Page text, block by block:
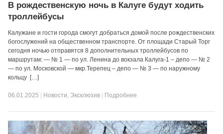
В рождественскую ночь в Калуге будут ходить
троллейбусы
Калужане и гости города смогут добраться домой после рождественских
богослужений на общественном транспорте. От площади Старый Торг
сегодня ночью отправятся 8 дополнительных троллейбусов по
маршрутам: — № 1 — по ул. Ленина до вокзала Калуга-1 – депо — № 2
— по ул. Московской — мкр.Терепец – депо — № 3 — по наружному
кольцу […]
06.01.2025 Новости, Эксклюзив Подробнее